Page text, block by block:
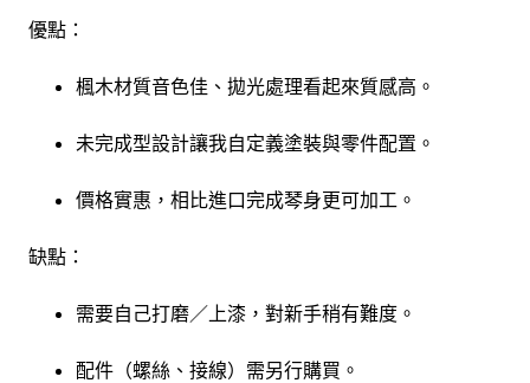
優點：
楓木材質音色佳、拋光處理看起來質感高。
未完成型設計讓我自定義塗裝與零件配置。
價格實惠，相比進口完成琴身更可加工。
缺點：
需要自己打磨／上漆，對新手稍有難度。
配件（螺絲、接線）需另行購買。